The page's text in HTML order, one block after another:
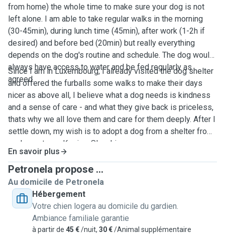
from home) the whole time to make sure your dog is not
left alone. I am able to take regular walks in the morning
(30-45min), during lunch time (45min), after work (1-2h if
desired) and before bed (20min) but really everything
depends on the dog's routine and schedule. The dog would
always have access to water and be fed regularly as
agreed.
Since I am in Luxembourg, I already visited the dog shelter
and offered the furballs some walks to make their days
nicer as above all, I believe what a dog needs is kindness
and a sense of care - and what they give back is priceless,
thats why we all love them and care for them deeply. After I
settle down, my wish is to adopt a dog from a shelter from
my home town, Kosice, Slovakia.
En savoir plus
Petronela propose ...
Au domicile de Petronela
Hébergement
Votre chien logera au domicile du gardien.
Ambiance familiale garantie
à partir de 45 €/nuit, 30 €/Animal supplémentaire